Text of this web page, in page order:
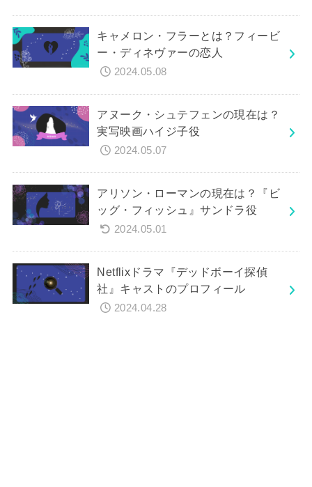
キャメロン・フラーとは？フィービ
ー・ディネヴァーの恋人
2024.05.08
アヌーク・シュテフェンの現在は？
実写映画ハイジ子役
2024.05.07
アリソン・ローマンの現在は？『ビ
ッグ・フィッシュ』サンドラ役
2024.05.01
Netflixドラマ『デッドボーイ探偵
社』キャストのプロフィール
2024.04.28